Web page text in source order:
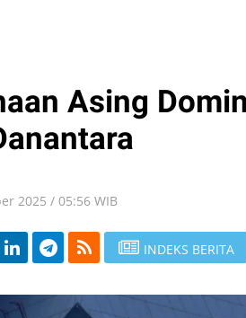
Asing
2025 / 05:56 WIB
INDEKS BERITA